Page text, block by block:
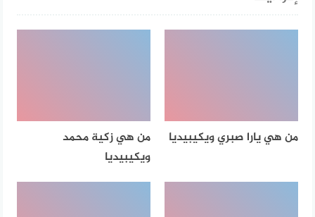
من هي يارا صبري ويكيبيديا
من هي زكية محمد
ويكيبيديا